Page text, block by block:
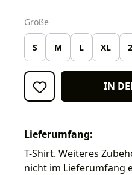
Größe
S M L XL
IN
Lieferumfang:
T-Shirt. Weiteres
nicht im Lieferumfang